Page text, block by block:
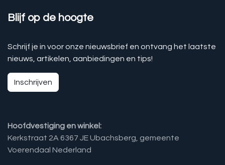
Blijf op de hoogte
Schrijf je in voor onze nieuwsbrief en ontvang het laatste
nieuws, artikelen, aanbiedingen en tips!
Inschrijven
Hoofdvestiging en winkel:
Kerkstraat 2A 6367 JE Ubachsberg, gemeente
Voerendaal Nederland